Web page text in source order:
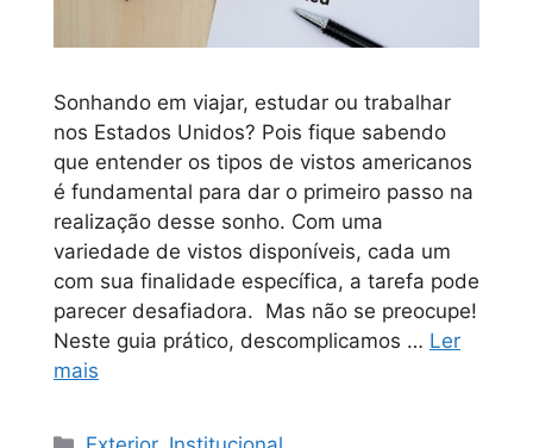
Sonhando em viajar, estudar ou trabalhar
nos Estados Unidos? Pois fique sabendo
que entender os tipos de vistos americanos
é fundamental para dar o primeiro passo na
realização desse sonho. Com uma
variedade de vistos disponíveis, cada um
com sua finalidade específica, a tarefa pode
parecer desafiadora. Mas não se preocupe!
Neste guia prático, descomplicamos … Ler
mais